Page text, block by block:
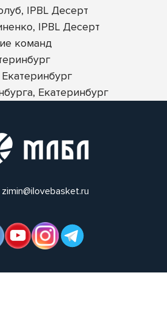
IPBL Десерт
IPBL Десерт
команд
Екатеринбург
zimin@ilovebasket.ru